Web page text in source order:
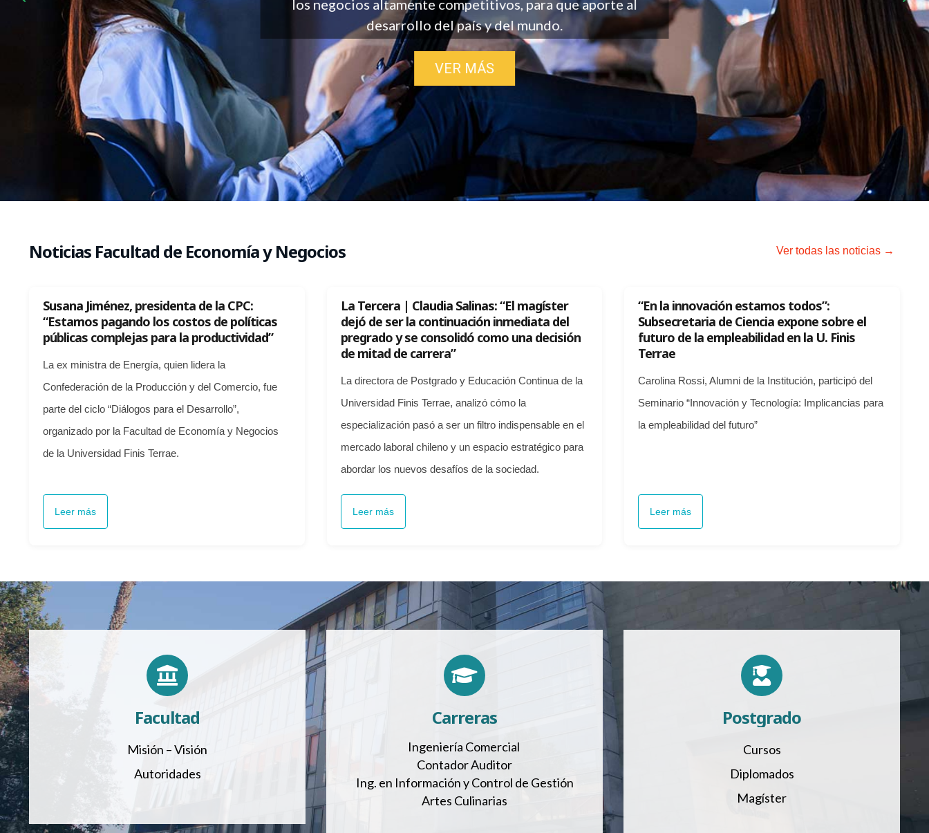
los negocios altamente competitivos, para que aporte al
desarrollo del país y del mundo.
VER MÁS
Noticias Facultad de Economía y Negocios Ver todas las noticias →
Susana Jiménez, presidenta de la CPC:
“Estamos pagando los costos de políticas
públicas complejas para la productividad”
La ex ministra de Energía, quien lidera la
Confederación de la Producción y del Comercio, fue
parte del ciclo “Diálogos para el Desarrollo”,
organizado por la Facultad de Economía y Negocios
de la Universidad Finis Terrae.
Leer más
La Tercera | Claudia Salinas: “El magíster
dejó de ser la continuación inmediata del
pregrado y se consolidó como una decisión
de mitad de carrera”
La directora de Postgrado y Educación Continua de la
Universidad Finis Terrae, analizó cómo la
especialización pasó a ser un filtro indispensable en el
mercado laboral chileno y un espacio estratégico para
abordar los nuevos desafíos de la sociedad.
Leer más
“En la innovación estamos todos”:
Subsecretaria de Ciencia expone sobre el
futuro de la empleabilidad en la U. Finis
Terrae
Carolina Rossi, Alumni de la Institución, participó del
Seminario “Innovación y Tecnología: Implicancias para
la empleabilidad del futuro”
Leer más
Facultad
Misión – Visión
Autoridades
Carreras
Ingeniería Comercial
Contador Auditor
Ing. en Información y Control de Gestión
Artes Culinarias
Postgrado
Cursos
Diplomados
Magíster